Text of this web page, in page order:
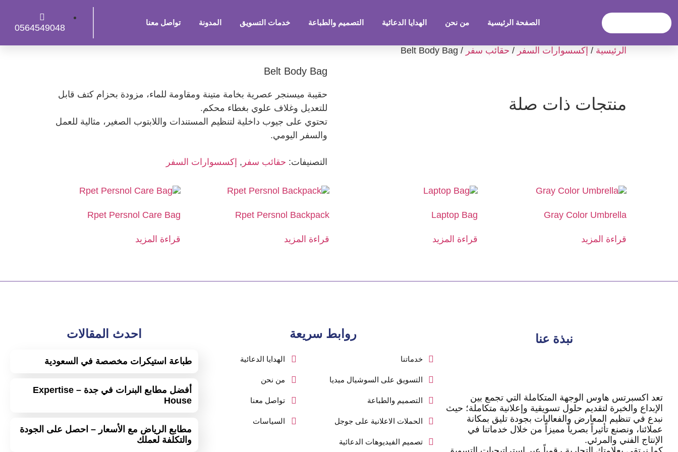
الصفحة الرئيسية من نحن الهدايا الدعائية التصميم والطباعة خدمات التسويق المدونة تواصل معنا
0564549048
الرئيسية / إكسسوارات السفر / حقائب سفر / Belt Body Bag
Belt Body Bag
حقيبة ميسنجر عصرية بخامة متينة ومقاومة للماء، مزودة بحزام كتف قابل
للتعديل وغلاف علوي بغطاء محكم.
تحتوي على جيوب داخلية لتنظيم المستندات واللابتوب الصغير، مثالية للعمل
والسفر اليومي.
التصنيفات: حقائب سفر , إكسسوارات السفر
منتجات ذات صلة
Gray Color Umbrella
قراءة المزيد
Laptop Bag
قراءة المزيد
Rpet Persnol Backpack
قراءة المزيد
Rpet Persnol Care Bag
قراءة المزيد
نبذة عنا
تعد اكسبرتس هاوس الوجهة المتكاملة التي تجمع بين
الإبداع والخبرة لتقديم حلول تسويقية وإعلانية متكاملة؛ حيث
نبدع في تنظيم المعارض والفعاليات بجودة تليق بمكانة
عملائنا، ونصنع تأثيراً بصرياً مميزاً من خلال خدماتنا في
الإنتاج الفني والمرئي.
روابط سريعة
خدماتنا
التسويق على السوشيال ميديا
التصميم والطباعة
الحملات الاعلانية على جوجل
تصميم الفيديوهات الدعائية
الهدايا الدعائية
من نحن
تواصل معنا
السياسات
احدث المقالات
طباعة استيكرات مخصصة في السعودية
أفضل مطابع البنرات في جدة – Expertise
House
مطابع الرياض مع الأسعار – احصل على الجودة
والتكلفة لعملك